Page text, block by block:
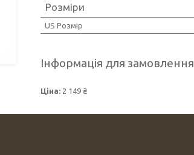
Розміри
US Розмір
Інформація для замовлення
Ціна: 2 149 ₴